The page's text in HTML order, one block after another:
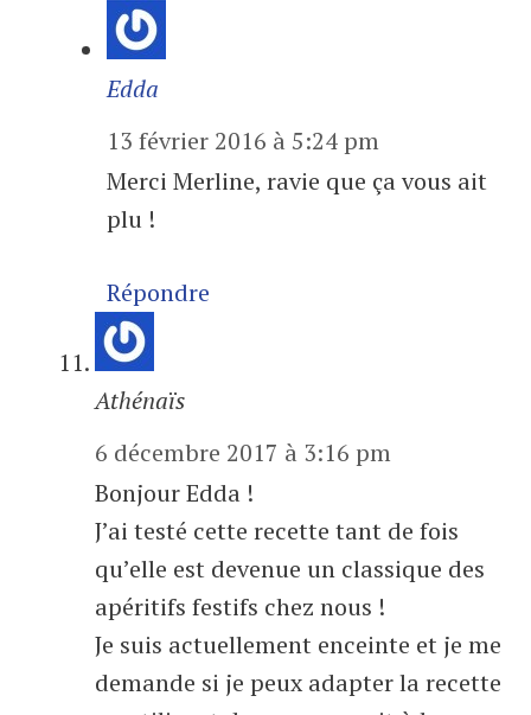
Edda
13 février 2016 à 5:24 pm
Merci Merline, ravie que ça vous ait
plu !
Répondre
Athénaïs
6 décembre 2017 à 3:16 pm
Bonjour Edda !
J’ai testé cette recette tant de fois
qu’elle est devenue un classique des
apéritifs festifs chez nous !
Je suis actuellement enceinte et je me
demande si je peux adapter la recette